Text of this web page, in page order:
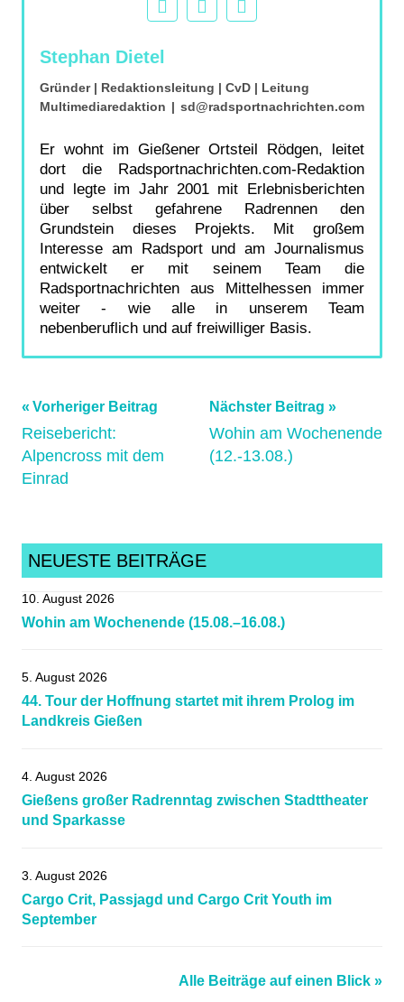
Stephan Dietel
Gründer | Redaktionsleitung | CvD | Leitung
Multimediaredaktion | sd@radsportnachrichten.com
Er wohnt im Gießener Ortsteil Rödgen, leitet
dort die Radsportnachrichten.com-Redaktion
und legte im Jahr 2001 mit Erlebnisberichten
über selbst gefahrene Radrennen den
Grundstein dieses Projekts. Mit großem
Interesse am Radsport und am Journalismus
entwickelt er mit seinem Team die
Radsportnachrichten aus Mittelhessen immer
weiter - wie alle in unserem Team
nebenberuflich und auf freiwilliger Basis.
Schlagwörter:
CTF,
greifenstein,
Kleingladenbach
MTB-
Radsportnachrichten
Beitragsnavigation
Vorheriger Beitrag
Reisebericht:
Alpencross mit dem
Einrad
Nächster Beitrag
Wohin am Wochenende
(12.-13.08.)
NEUESTE BEITRÄGE
10. August 2026
Wohin am Wochenende (15.08.–16.08.)
5. August 2026
44. Tour der Hoffnung startet mit ihrem Prolog im
Landkreis Gießen
4. August 2026
Gießens großer Radrenntag zwischen Stadttheater
und Sparkasse
3. August 2026
Cargo Crit, Passjagd und Cargo Crit Youth im
September
Alle Beiträge auf einen Blick »